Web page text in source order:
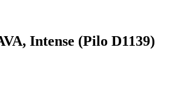
Intense (Pilo D1139)